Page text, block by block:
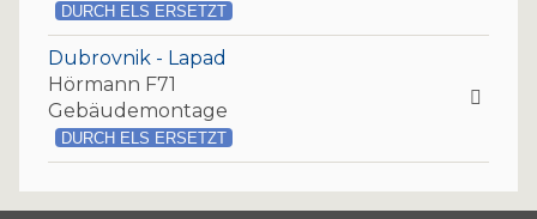
DURCH ELS ERSETZT
Dubrovnik - Lapad
Hörmann F71
Gebäudemontage
DURCH ELS ERSETZT